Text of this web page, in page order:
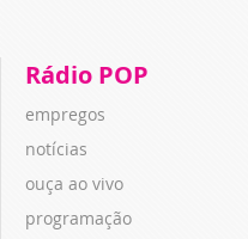
Rádio POP
empregos
notícias
ouça ao vivo
programação